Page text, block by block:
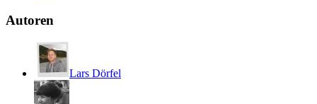
Autoren
Lars Dörfel